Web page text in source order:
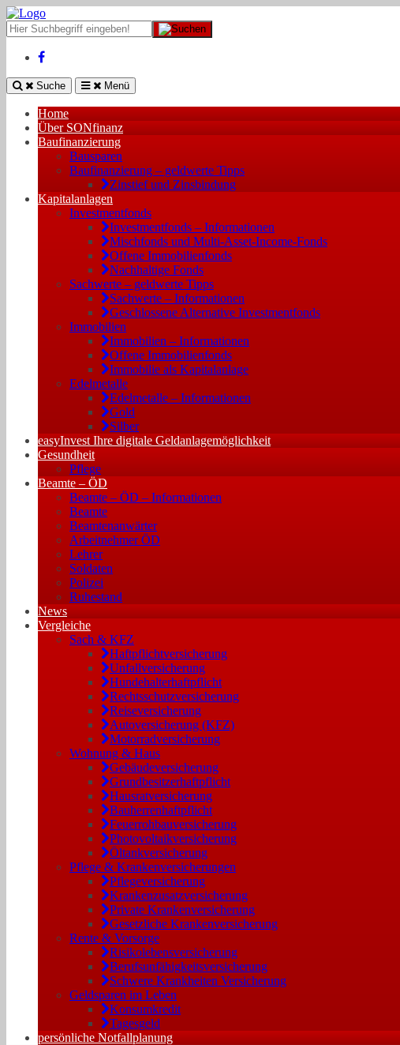
Suche Menü
Home
Über SONfinanz
Baufinanzierung
Bausparen
Baufinanzierung – geldwerte Tipps
Zinstief und Zinsbindung
Kapitalanlagen
Investmentfonds
Investmentfonds – Informationen
Mischfonds und Multi-Asset-Income-Fonds
Offene Immobilienfonds
Nachhaltige Fonds
Sachwerte – geldwerte Tipps
Sachwerte – Informationen
Geschlossene Alternative Investmentfonds
Immobilien
Immobilien – Informationen
Offene Immobilienfonds
Immobilie als Kapitalanlage
Edelmetalle
Edelmetalle – Informationen
Gold
Silber
easyInvest Ihre digitale Geldanlagemöglichkeit
Gesundheit
Pflege
Beamte – ÖD
Beamte – ÖD – Informationen
Beamte
Beamtenanwärter
Arbeitnehmer ÖD
Lehrer
Soldaten
Polizei
Ruhestand
News
Vergleiche
Sach & KFZ
Haftpflichtversicherung
Unfallversicherung
Hundehalterhaftpflicht
Rechtsschutzversicherung
Reiseversicherung
Autoversicherung (KFZ)
Motorradversicherung
Wohnung & Haus
Gebäudeversicherung
Grundbesitzerhaftpflicht
Hausratversicherung
Bauherrenhaftpflicht
Feuerrohbauversicherung
Photovoltaikversicherung
Öltankversicherung
Pflege & Krankenversicherungen
Pflegeversicherung
Krankenzusatzversicherung
Private Krankenversicherung
Gesetzliche Krankenversicherung
Rente & Vorsorge
Risikolebensversicherung
Berufs­unfähigkeitsversicherung
Schwere Krankheiten Versicherung
Geldsparen im Leben
Konsumkredit
Tagesgeld
persönliche Notfallplanung